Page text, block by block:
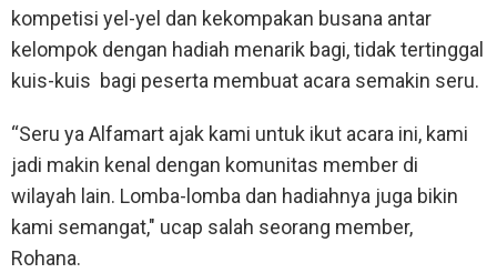
kompetisi yel-yel dan kekompakan busana antar
kelompok dengan hadiah menarik bagi, tidak tertinggal
kuis-kuis bagi peserta membuat acara semakin seru.
“Seru ya Alfamart ajak kami untuk ikut acara ini, kami
jadi makin kenal dengan komunitas member di
wilayah lain. Lomba-lomba dan hadiahnya juga bikin
kami semangat," ucap salah seorang member,
Rohana.